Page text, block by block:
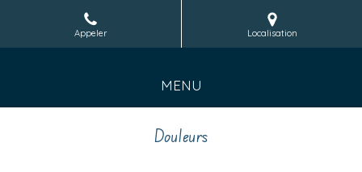
Appeler Localisation
MENU
Douleurs